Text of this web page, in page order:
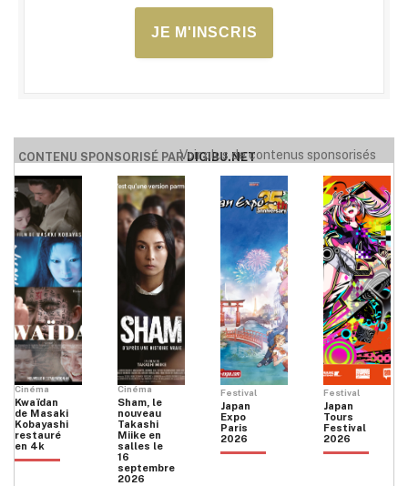
JE M'INSCRIS
CONTENU SPONSORISÉ PARDIGIBU.NET
Voir plus de contenus sponsorisés
Cinéma
Kwaïdan
de Masaki
Kobayashi
restauré
en 4k
Cinéma
Sham, le
nouveau
Takashi
Miike en
salles le
16
septembre
2026
Festival
Japan
Expo
Paris
2026
Festival
Japan
Tours
Festival
2026